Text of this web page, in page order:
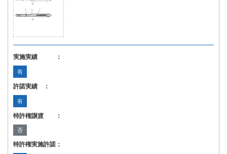
実施実績 ：
有
許諾実績 ：
有
特許権譲渡 ：
否
特許権実施許諾：